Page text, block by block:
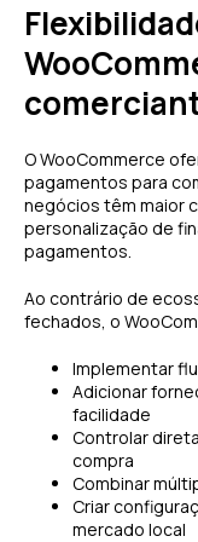
O WooCommerce
pagamentos para
negócios têm maior
personalização de
pagamentos.
Ao contrário de
fechados, o
Implementar
Adicionar
facilidade
Controlar
compra
Combinar
Criar
mercado local